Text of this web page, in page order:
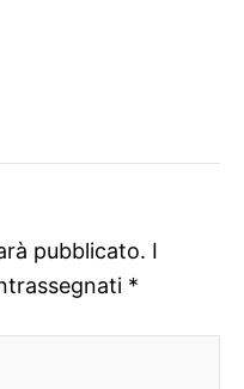
pubblicato. I
*